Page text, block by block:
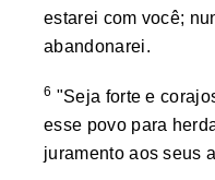
estarei com você;
abandonarei.
6 "Seja forte e
esse povo para
juramento aos seus